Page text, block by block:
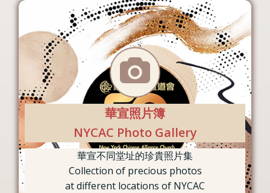
華宣照片簿
NYCAC Photo Gallery
華宣不同堂址的珍貴照片集
Collection of precious photos
at different locations of NYCAC